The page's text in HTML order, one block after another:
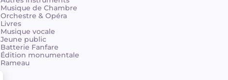
Musique de Chambre
Orchestre & Opéra
Livres
Musique vocale
Jeune public
Batterie Fanfare
Édition monumentale
Rameau